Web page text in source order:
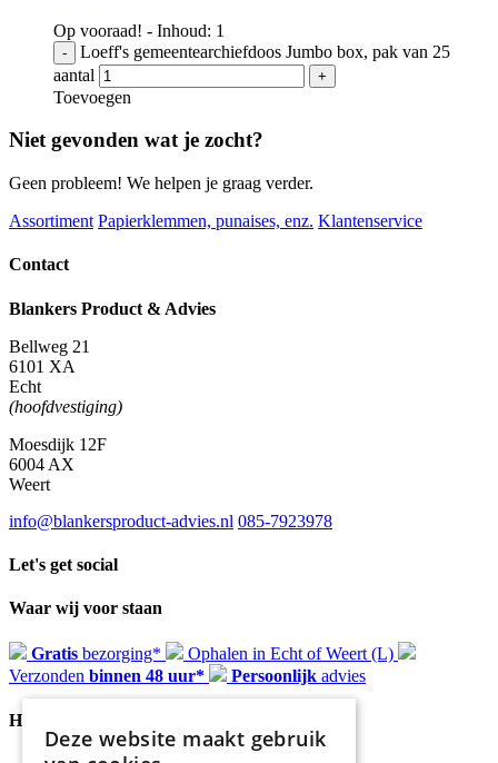
Op vooraad! - Inhoud: 1
-
Loeff's gemeentearchiefdoos Jumbo box, pak van 25
aantal
+
Toevoegen
Niet gevonden wat je zocht?
Geen probleem! We helpen je graag verder.
Assortiment Papierklemmen, punaises, enz. Klantenservice
Contact
Blankers Product & Advies
Bellweg 21
6101 XA
Echt
(hoofdvestiging)
Moesdijk 12F
6004 AX
Weert
info@blankersproduct-advies.nl 085-7923978
Let's get social
Waar wij voor staan
Gratis bezorging*
Ophalen in Echt of Weert (L)
Verzonden binnen 48 uur* Persoonlijk advies
Handige Links
Deze website maakt gebruik